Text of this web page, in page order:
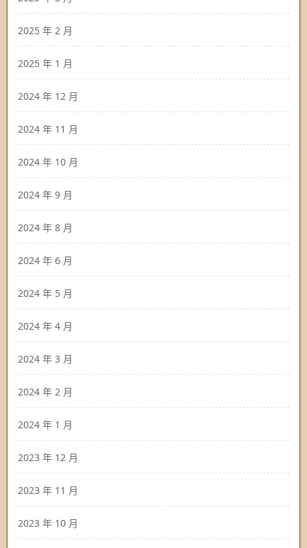
2025 年 2 月
2025 年 1 月
2024 年 12 月
2024 年 11 月
2024 年 10 月
2024 年 9 月
2024 年 8 月
2024 年 6 月
2024 年 5 月
2024 年 4 月
2024 年 3 月
2024 年 2 月
2024 年 1 月
2023 年 12 月
2023 年 11 月
2023 年 10 月